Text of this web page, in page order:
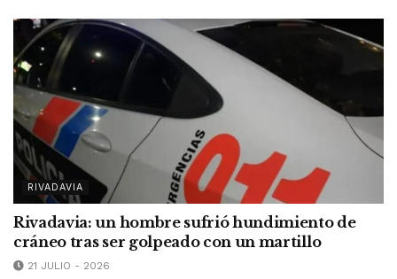
RIVADAVIA
Rivadavia: un hombre sufrió hundimiento de
cráneo tras ser golpeado con un martillo
21 JULIO - 2026